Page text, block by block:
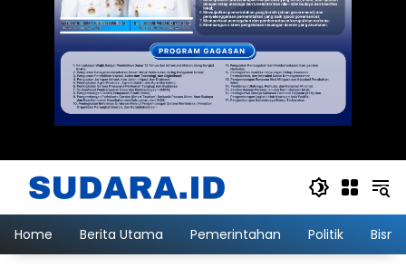
Home Berita Utama Pemerintahan Politik